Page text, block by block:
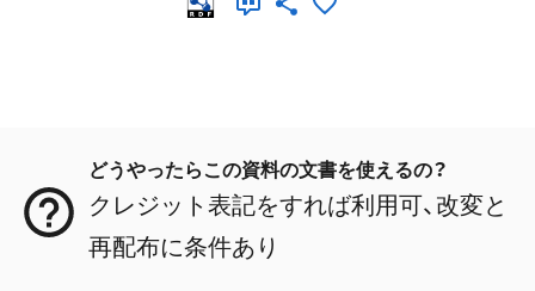
どうやったらこの資料の文書を使えるの？
クレジット表記をすれば利用可、改変と
再配布に条件あり